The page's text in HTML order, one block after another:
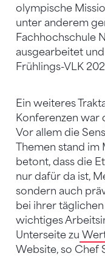
olympische
unter anderem
Fachhochschule
ausgearbeitet
Frühlings-VLK
Ein weiteres
Konferenzen war
Vor allem die
Themen stand im
betont, dass die
nur dafür da ist,
sondern auch
bei ihrer
wichtiges
Unterseite zu
Website, so Chef